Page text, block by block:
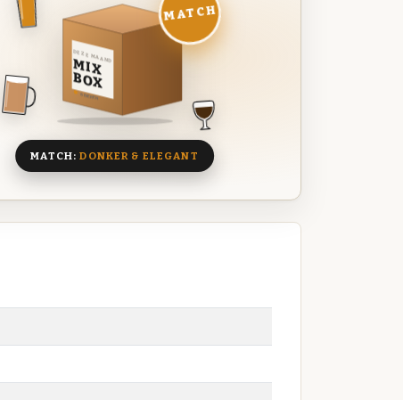
DEZE MAAND
MIX
BOX
8 BIEREN
MATCH
MATCH:DONKER & ELEGANT